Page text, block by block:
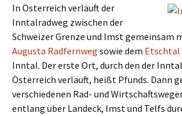
In Österreich verläuft der
Inntalradweg zwischen der
Schweizer Grenze und Imst gemeinsam
Augusta Radfernweg sowie dem Etschtal
Inntal. Der erste Ort, durch den der
Österreich verläuft, heißt Pfunds. Dann
verschiedenen Rad- und
entlang über Landeck, Imst und Telfs